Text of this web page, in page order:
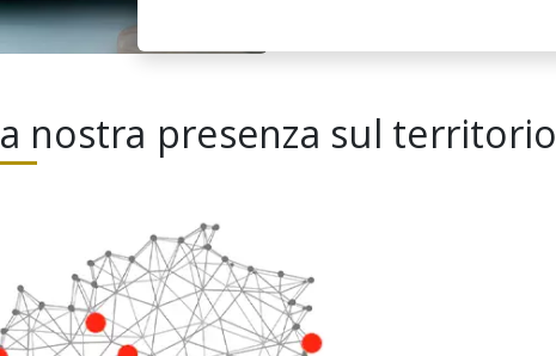
nostra presenza sul territorio